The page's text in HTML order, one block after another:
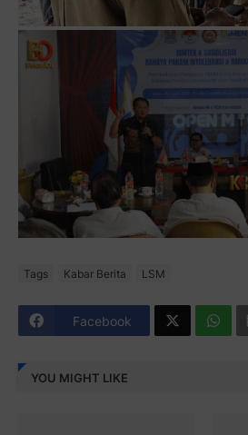
Tags Kabar Berita LSM
Facebook
YOU MIGHT LIKE